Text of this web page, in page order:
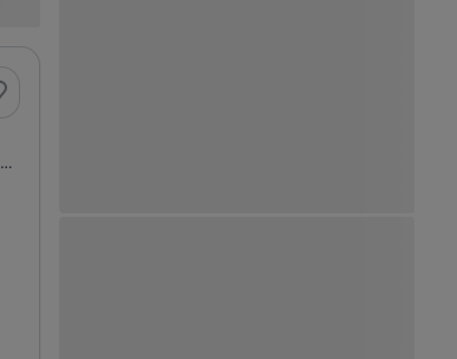
Santo António dos Cavaleiros, Santo António dos Cavaleiros e Frielas, Loures, Lisboa